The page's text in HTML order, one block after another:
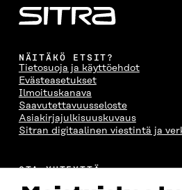
NÄITÄKÖ ETSIT?
Tietosuoja ja käyttöehdot
Evästeasetukset
Ilmoituskanava
Saavutettavuusseloste
Asiakirjajulkisuuskuvaus
Sitran digitaalinen viestintä ja
OTA YHTEYTTÄ